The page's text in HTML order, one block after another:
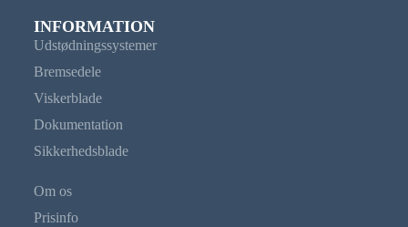
INFORMATION
Udstødningssystemer
Bremsedele
Viskerblade
Dokumentation
Sikkerhedsblade
Om os
Prisinfo